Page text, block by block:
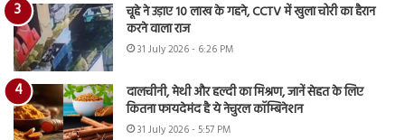
चूहे ने उड़ाए 10 लाख के गहने, CCTV में खुला चोरी का हैरान
करने वाला राज
31 July 2026 - 6:26 PM
दालचीनी, मेथी और हल्दी का मिश्रण, जानें सेहत के लिए
कितना फायदेमंद है ये नेचुरल कॉम्बिनेशन
31 July 2026 - 5:57 PM